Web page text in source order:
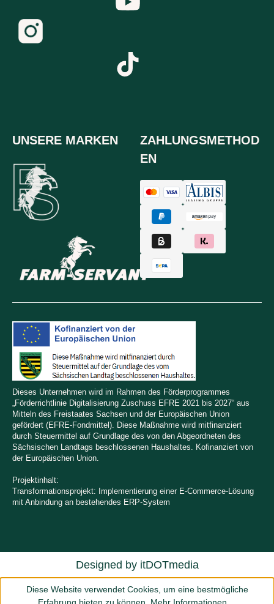
UNSERE MARKEN
ZAHLUNGSMETHOD
EN
Dieses Unternehmen wird im Rahmen des Förderprogrammes
„Förderrichtlinie Digitalisierung Zuschuss EFRE 2021 bis 2027“ aus
Mitteln des Freistaates Sachsen und der Europäischen Union
gefördert (EFRE-Fondmittel). Diese Maßnahme wird mitfinanziert
durch Steuermittel auf Grundlage des von den Abgeordneten des
Sächsischen Landtags beschlossenen Haushaltes. Kofinanziert von
der Europäischen Union.
Projektinhalt:
Transformationsprojekt: Implementierung einer E-Commerce-Lösung
mit Anbindung an bestehendes ERP-System
Designed by itDOTmedia
Diese Website verwendet Cookies, um eine bestmögliche